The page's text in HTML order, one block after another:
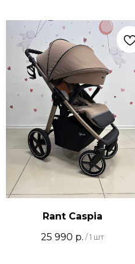
Rant Caspia
25 990 р. / 1 шт